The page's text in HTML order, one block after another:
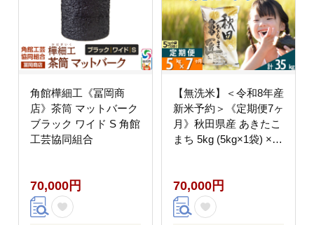
角館樺細工《冨岡商
店》茶筒 マットバーク
ブラック ワイド S 角館
工芸協同組合
70,000円
【無洗米】＜令和8年産
新米予約＞《定期便7ヶ
月》秋田県産 あきたこ
まち 5kg (5kg×1袋) ×7
5kg 米 5kg定期便 お
米定期便 あきたこまち
ごはん 米 お米]
70,000円